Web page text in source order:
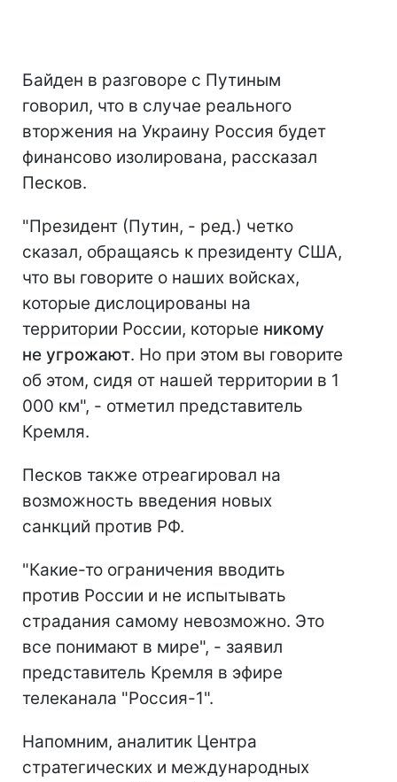
Байден в разговоре с Путиным
говорил, что в случае реального
вторжения на Украину Россия будет
финансово изолирована, рассказал
Песков.
"Президент (Путин, - ред.) четко
сказал, обращаясь к президенту США,
что вы говорите о наших войсках,
которые дислоцированы на
территории России, которые никому
не угрожают. Но при этом вы говорите
об этом, сидя от нашей территории в 1
000 км", - отметил представитель
Кремля.
Песков также отреагировал на
возможность введения новых
санкций против РФ.
"Какие-то ограничения вводить
против России и не испытывать
страдания самому невозможно. Это
все понимают в мире", - заявил
представитель Кремля в эфире
телеканала "Россия-1".
Напомним, аналитик Центра
стратегических и международных